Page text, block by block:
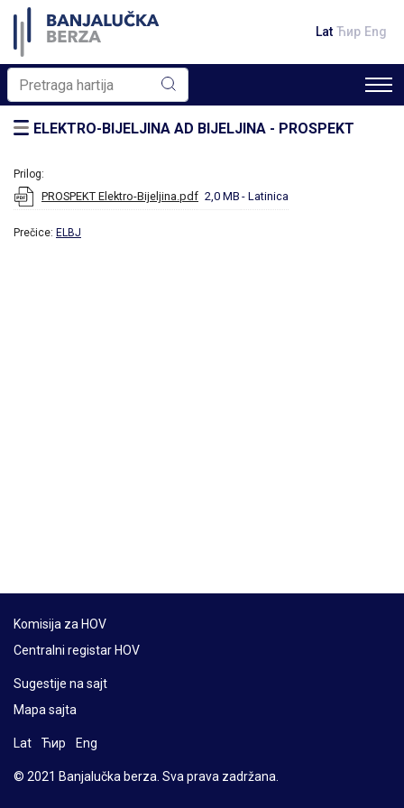
Lat Ћир Eng
ELEKTRO-BIJELJINA AD BIJELJINA - PROSPEKT
Prilog:
PROSPEKT Elektro-Bijeljina.pdf 2,0 MB - Latinica
Prečice: ELBJ
Komisija za HOV
Centralni registar HOV
Sugestije na sajt
Mapa sajta
Lat Ћир Eng
© 2021 Banjalučka berza. Sva prava zadržana.